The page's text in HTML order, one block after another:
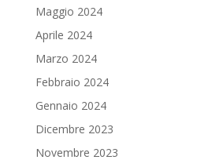
Maggio 2024
Aprile 2024
Marzo 2024
Febbraio 2024
Gennaio 2024
Dicembre 2023
Novembre 2023